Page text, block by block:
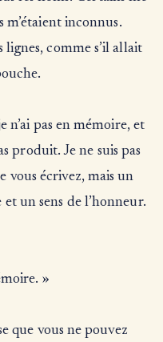
m’étaient inconnus.
comme s’il allait
n’ai pas en mémoire, et
produit. Je ne suis pas
vous écrivez, mais un
un sens de l’honneur.
»
que vous ne pouvez